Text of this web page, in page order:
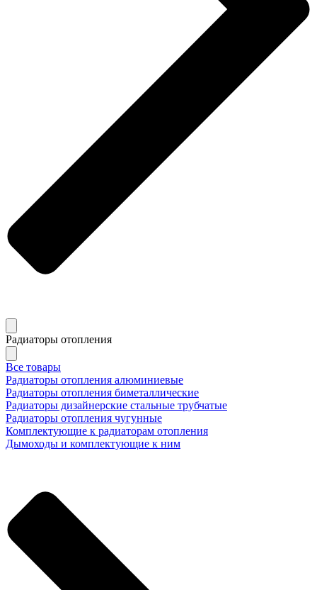
Радиаторы отопления
Все товары
Радиаторы отопления алюминиевые
Радиаторы отопления биметаллические
Радиаторы дизайнерские стальные трубчатые
Радиаторы отопления чугунные
Комплектующие к радиаторам отопления
Дымоходы и комплектующие к ним